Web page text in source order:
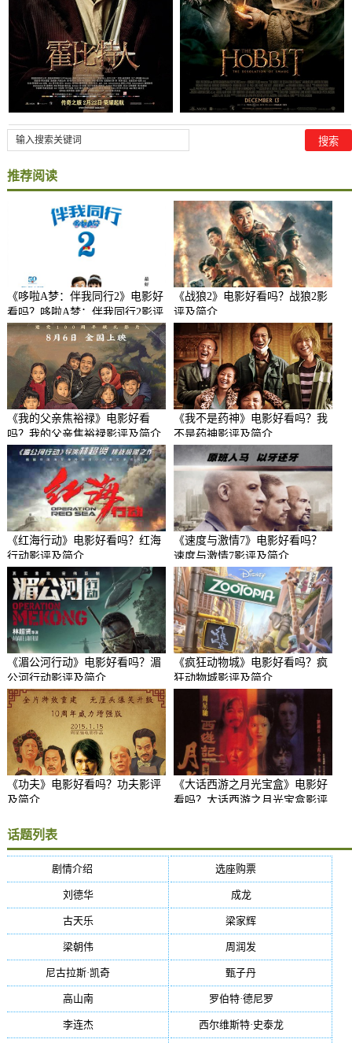
推荐阅读
《哆啦A梦：伴我同行2》电影好
看吗？哆啦A梦：伴我同行2影评
及简介
《战狼2》电影好看吗？战狼2影
评及简介
《我的父亲焦裕禄》电影好看
吗？我的父亲焦裕禄影评及简介
《我不是药神》电影好看吗？我
不是药神影评及简介
《红海行动》电影好看吗？红海
行动影评及简介
《速度与激情7》电影好看吗？
速度与激情7影评及简介
《湄公河行动》电影好看吗？湄
公河行动影评及简介
《疯狂动物城》电影好看吗？疯
狂动物城影评及简介
《功夫》电影好看吗？功夫影评
及简介
《大话西游之月光宝盒》电影好
看吗？大话西游之月光宝盒影评
话题列表
剧情介绍 选座购票(5384)
刘德华(50) 成龙(46)
古天乐 梁家辉
梁朝伟(37) 周润发
尼古拉斯·凯奇 甄子丹
高山南(33) 罗伯特·德尼罗
李连杰(29) 西尔维斯特·史泰龙(29)